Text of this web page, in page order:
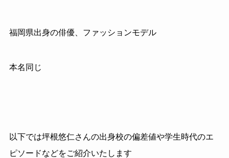
福岡県出身の俳優、ファッションモデル
本名同じ
以下では坪根悠仁さんの出身校の偏差値や学生時代のエ
ピソードなどをご紹介いたします